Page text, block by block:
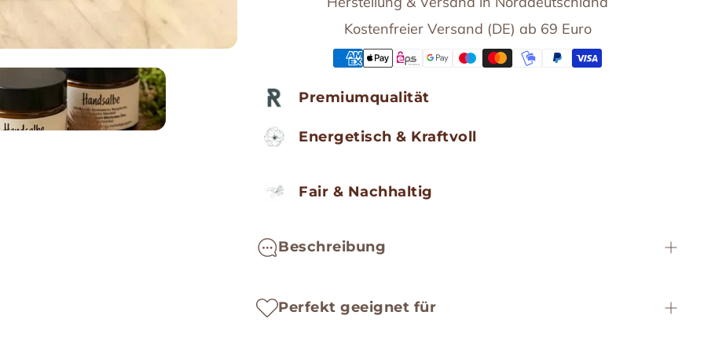
Ich suche Verbindung
Kostenfreier Versand (DE) ab 69 Euro
Premiumqualität
Energetisch & Kraftvoll
Fair & Nachhaltig
Beschreibung
Nährende Handsalbe ganz
Perfekt geeignet für